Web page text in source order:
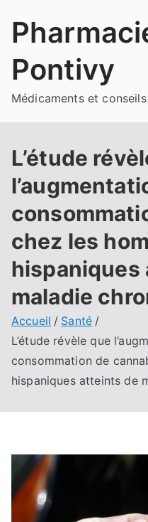
Pontivy
Médicaments et
L’étude
chez les
hispaniques
maladie
Accueil
Santé
L’étude révèle que
consommation de
hispaniques atteints de